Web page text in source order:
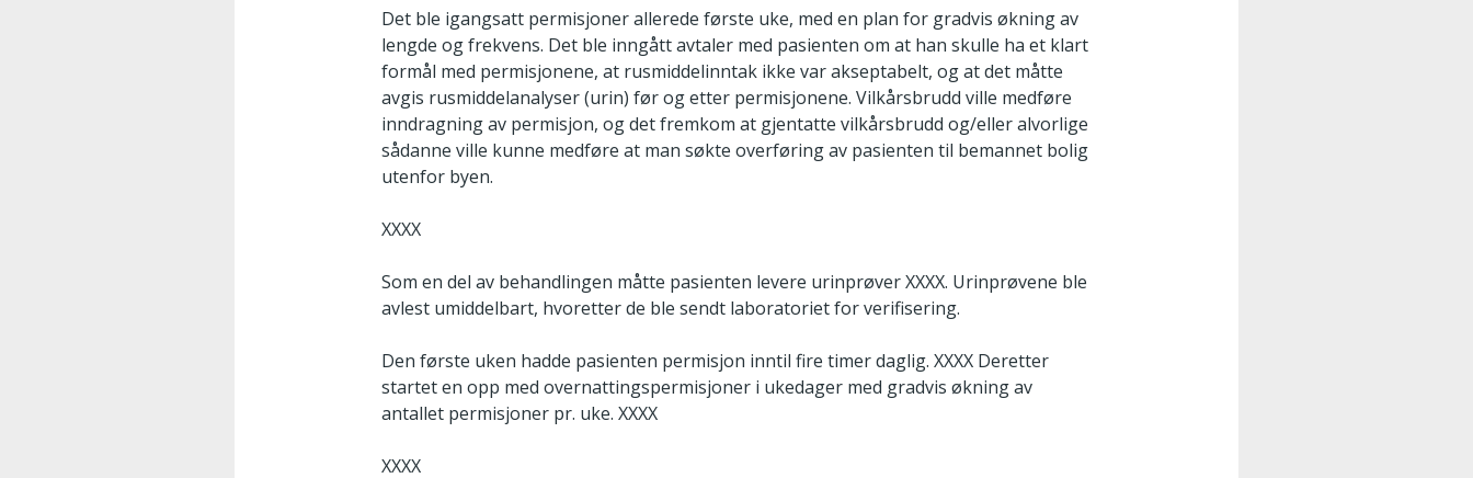
Det ble igangsatt permisjoner allerede første uke, med en plan for gradvis økning av
lengde og frekvens. Det ble inngått avtaler med pasienten om at han skulle ha et klart
formål med permisjonene, at rusmiddelinntak ikke var akseptabelt, og at det måtte
avgis rusmiddelanalyser (urin) før og etter permisjonene. Vilkårsbrudd ville medføre
inndragning av permisjon, og det fremkom at gjentatte vilkårsbrudd og/eller alvorlige
sådanne ville kunne medføre at man søkte overføring av pasienten til bemannet bolig
utenfor byen.
XXXX
Som en del av behandlingen måtte pasienten levere urinprøver XXXX. Urinprøvene ble
avlest umiddelbart, hvoretter de ble sendt laboratoriet for verifisering.
Den første uken hadde pasienten permisjon inntil fire timer daglig. XXXX Deretter
startet en opp med overnattingspermisjoner i ukedager med gradvis økning av
antallet permisjoner pr. uke. XXXX
XXXX